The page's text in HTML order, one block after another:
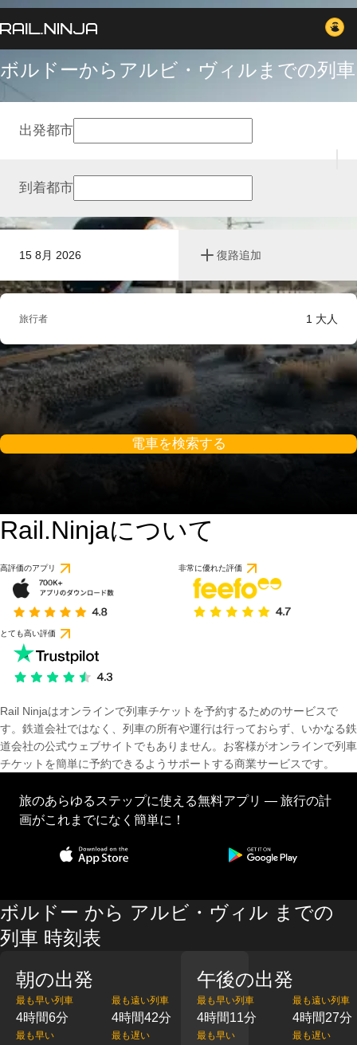
ボルドーからアルビ・ヴィルまでの列車
15 8月 2026 復路追加
出発都市
到着都市
旅行者 1 大人
電車を検索する
Rail.Ninjaについて
高評価のアプリ 非常に優れた評価
とても高い評価
Rail Ninjaはオンラインで列車チケットを予約するためのサービスで
す。鉄道会社ではなく、列車の所有や運行は行っておらず、いかなる鉄
道会社の公式ウェブサイトでもありません。お客様がオンラインで列車
チケットを簡単に予約できるようサポートする商業サービスです。
旅のあらゆるステップに使える無料アプリ — 旅行の計
画がこれまでになく簡単に！
ボルドー から アルビ・ヴィル までの
列車 時刻表
朝の出発
最も早い列車
4時間6分
最も遠い列車
4時間42分
最も早い 最も遅い
午後の出発
最も早い列車
4時間11分
最も遠い列車
4時間27分
最も早い 最も遅い